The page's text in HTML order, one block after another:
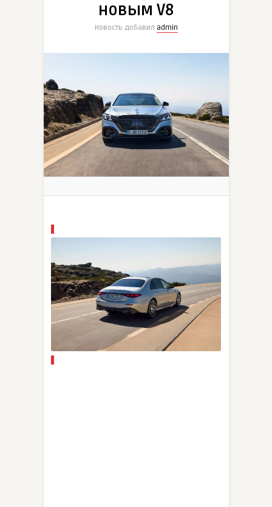
новым V8
Новость добавил admin